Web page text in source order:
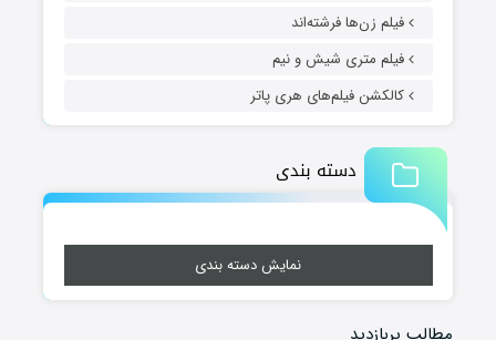
فیلم زن‌ها فرشته‌اند
فیلم متری شیش و نیم
کالکشن فیلم‌های هری پاتر
دسته بندی
نمایش دسته بندی
مطالب پربازدید